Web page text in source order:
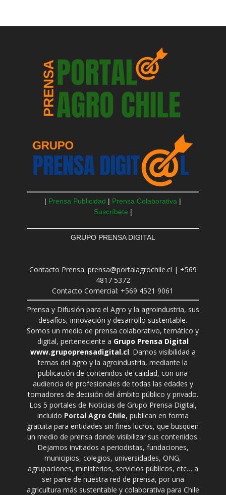
| Prensa Publicidad | Prensa Colaborativa |
Suscríbete |
GRUPO PRENSA DIGITAL
Contacto Prensa: prensa@portalagrochile.cl | +569
4817 5372
Contacto Comercial: +569 4521 9061
Prensa y Difusión para el Agro y la agroindustria, sus
desafíos, innovación y desarrollo sustentable.
Somos un medio de prensa colaborativo, temático y
digital, perteneciente a Grupo Prensa Digital
www.grupoprensadigital.cl. Damos visibilidad a
temas del agro y la agroindustria, mediante la
publicación de contenidos de calidad, con una
audiencia de profesionales de todas las edades y
tomadores de decisión del ámbito público y privado.
Los 5 portales de Noticias de Grupo Prensa Digital,
incluido Portal Agro Chile, publican en forma
gratuita para entidades sin fines lucros, que busquen
un medio de prensa donde visibilizar sus contenidos.
Dejamos invitados a periodistas, fundaciones,
municipios, colegios, universidades, ONG,
agrupaciones, ministerios, servicios públicos, etc… a
ser parte de nuestra red de prensa, por una
agricultura más sustentable y colaborativa para Chile